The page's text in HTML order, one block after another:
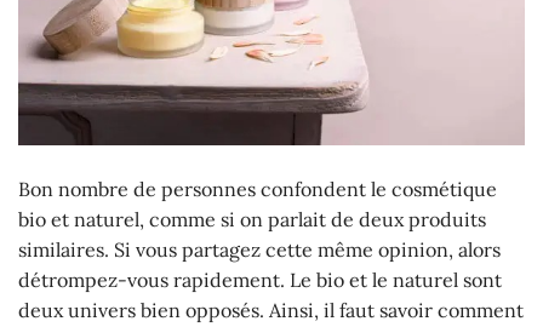
Bon nombre de personnes confondent le cosmétique
bio et naturel, comme si on parlait de deux produits
similaires. Si vous partagez cette même opinion, alors
détrompez-vous rapidement. Le bio et le naturel sont
deux univers bien opposés. Ainsi, il faut savoir comment